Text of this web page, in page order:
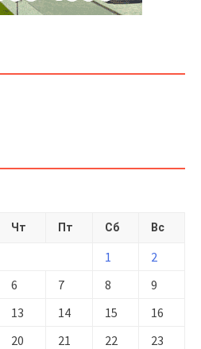
Чт Пт Сб Вс
1
2
6 7 8
9
13 14 15
16
20 21 22
23